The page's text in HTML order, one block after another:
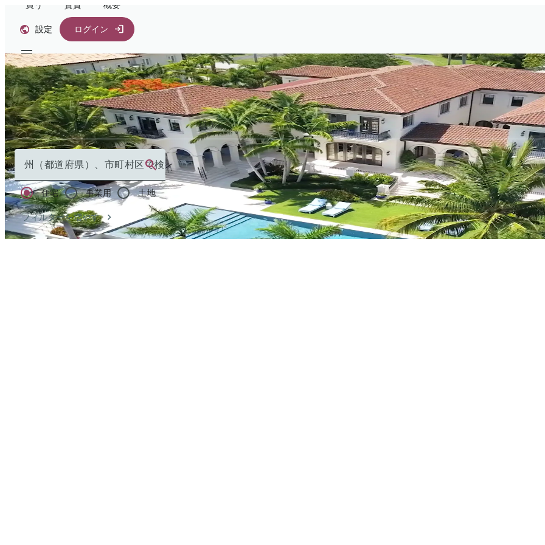
買う 賃貸 概要
設定 ログイン
自分探しはマイホーム探しから
買う
州（都道府県）、市町村区で検索
住宅 事業用 土地
フィルターを増やす